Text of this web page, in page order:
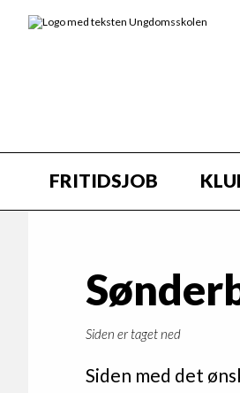
FRITIDSJOB
Siden er taget ned
Siden med det